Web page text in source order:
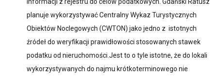
planuje wykorzystywać Centralny Wykaz Turystycznych
Obiektów Noclegowych (CWTON) jako jedno z istotnych
źródeł do weryfikacji prawidłowości stosowanych stawek
podatku od nieruchomości.Jest to o tyle istotne, że do lokali
wykorzystywanych do najmu krótkoterminowego nie